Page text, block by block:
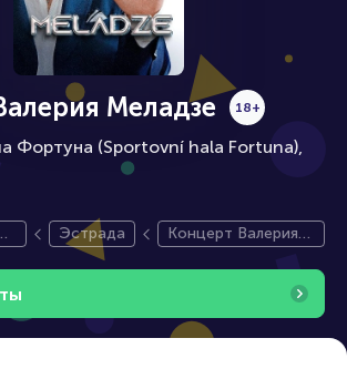
Меладзе
Фортуна (Sportovní hala Fortuna),
18+
Эстрада
Концерт Валерия